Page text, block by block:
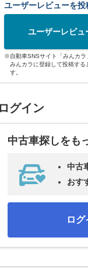
ユーザーレビューを投
ユーザーレビュ
※自動車SNSサイト「みんカラ
みんカラに登録して投稿する
す。
ログイン
中古車探しをも
中古
おす
ログ